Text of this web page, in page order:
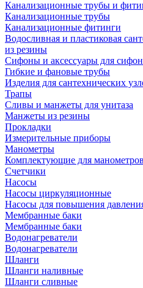
Канализационные трубы и
Канализационные трубы
Канализационные фитинги
Водосливная и пластиковая
из резины
Сифоны и аксессуары для
Гибкие и фановые трубы
Изделия для сантехнических
Трапы
Сливы и манжеты для унитаза
Манжеты из резины
Прокладки
Измерительные приборы
Манометры
Комплектующие для манометров
Счетчики
Насосы
Насосы циркуляционные
Насосы для повышения
Мембранные баки
Мембранные баки
Водонагреватели
Водонагреватели
Шланги
Шланги наливные
Шланги сливные